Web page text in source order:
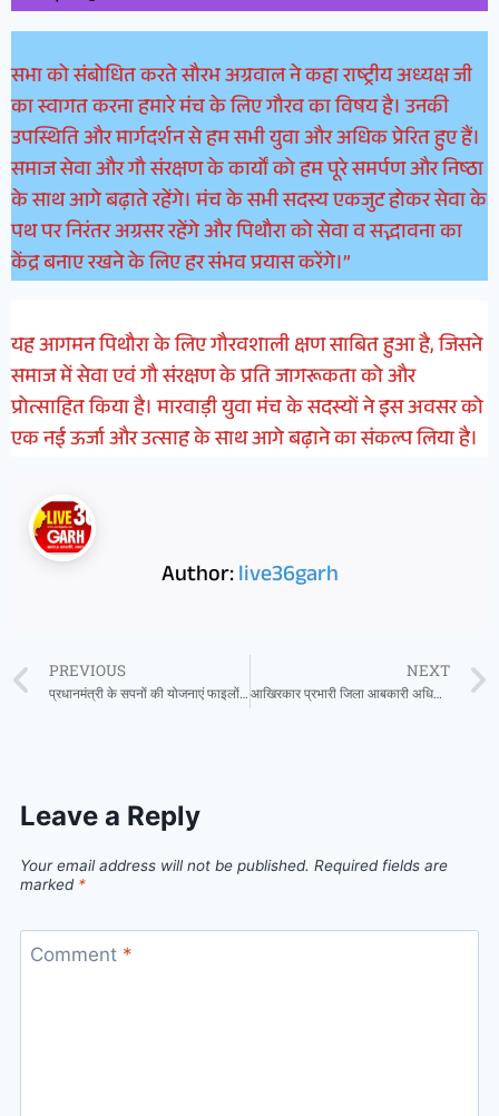
सभा को संबोधित करते सौरभ अग्रवाल ने कहा राष्ट्रीय अध्यक्ष जी
का स्वागत करना हमारे मंच के लिए गौरव का विषय है। उनकी
उपस्थिति और मार्गदर्शन से हम सभी युवा और अधिक प्रेरित हुए हैं।
समाज सेवा और गौ संरक्षण के कार्यों को हम पूरे समर्पण और निष्ठा
के साथ आगे बढ़ाते रहेंगे। मंच के सभी सदस्य एकजुट होकर सेवा के
पथ पर निरंतर अग्रसर रहेंगे और पिथौरा को सेवा व सद्भावना का
केंद्र बनाए रखने के लिए हर संभव प्रयास करेंगे।”
यह आगमन पिथौरा के लिए गौरवशाली क्षण साबित हुआ है, जिसने
समाज में सेवा एवं गौ संरक्षण के प्रति जागरूकता को और
प्रोत्साहित किया है। मारवाड़ी युवा मंच के सदस्यों ने इस अवसर को
एक नई ऊर्जा और उत्साह के साथ आगे बढ़ाने का संकल्प लिया है।
Author:live36garh
PREVIOUS
प्रधानमंत्री के सपनों की योजनाएं फाइलों में ही मुस्कराती रहीं और जमीनी हकीकत में आंसू बहाती रहीं
NEXT
आखिरकार प्रभारी जिला आबकारी अधिकारी निधीश कोष्ठी निलंबित, खुली वित्तीय अनियमितता और लापरवाही की पोल पढ़े पूरी खबर..
Leave a Reply
Your email address will not be published. Required fields are
marked *
Comment *